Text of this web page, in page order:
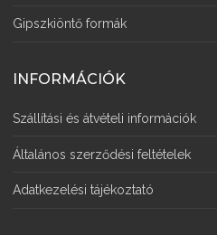
Gipszkiöntő formák
INFORMÁCIÓK
Szállítási és átvételi információk
Általános szerződési feltételek
Adatkezelési tájékoztató